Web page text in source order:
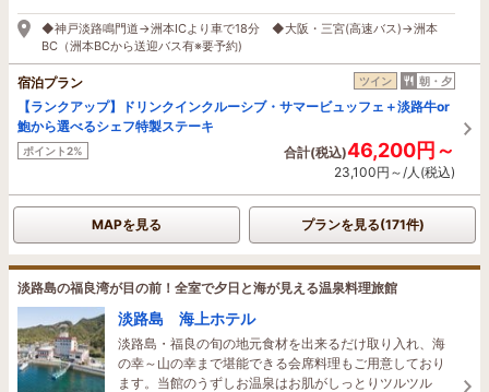
20時間前に予約されました
◆神戸淡路鳴門道→洲本ICより車で18分 ◆大阪・三宮(高速バス)→洲本
BC（洲本BCから送迎バス有※要予約)
宿泊プラン ツイン 朝・夕
【ランクアップ】ドリンクインクルーシブ・サマービュッフェ＋淡路牛or
鮑から選べるシェフ特製ステーキ
ポイント2% 合計(税込)46,200円～
23,100円～/人(税込)
MAPを見る プランを見る(171件)
淡路島の福良湾が目の前！全室で夕日と海が見える温泉料理旅館
淡路島 海上ホテル
淡路島・福良の旬の地元食材を出来るだけ取り入れ、海
の幸～山の幸まで堪能できる会席料理もご用意しており
ます。当館のうずしお温泉はお肌がしっとりツルツル